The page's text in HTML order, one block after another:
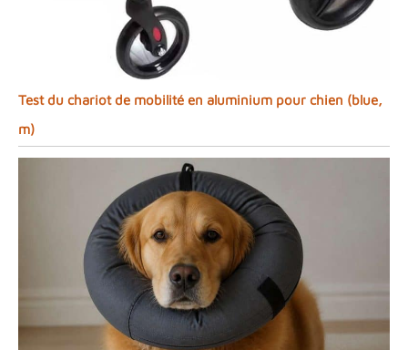
Test du chariot de mobilité en aluminium pour chien (blue,
m)